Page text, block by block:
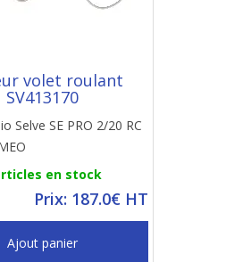
volet roulant
SV413170
Selve SE PRO 2/20 RC
en stock
Prix: 187.0€ HT
Ajout panier